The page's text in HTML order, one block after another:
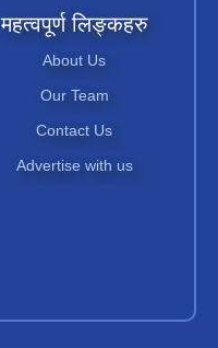
महत्वपूर्ण लिङ्कहरु
About Us
Our Team
Contact Us
Advertise with us